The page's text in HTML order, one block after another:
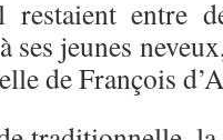
entre
ses jeunes
de François